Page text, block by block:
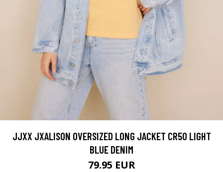
JJXX JXALISON OVERSIZED LONG JACKET CR50 LIGHT
BLUE DENIM
79.95 EUR